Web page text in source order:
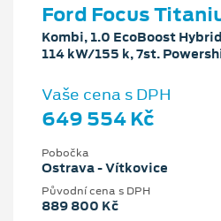
Ford Focus
Kombi, 1.0 EcoBoost
114 kW/155 k, 7st.
Vaše cena s DPH
649 554 Kč
Pobočka
Ostrava - Vítkovice
Původní cena s DPH
889 800 Kč